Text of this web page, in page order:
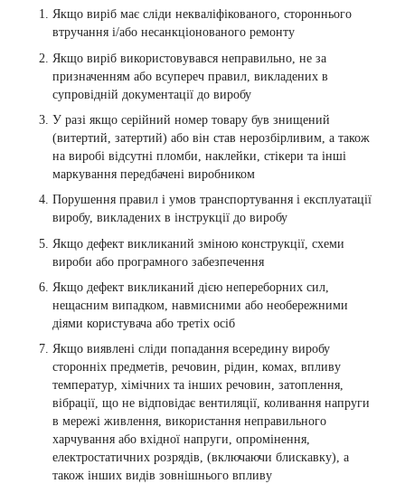
Якщо виріб має сліди некваліфікованого, стороннього
втручання і/або несанкціонованого ремонту
Якщо виріб використовувався неправильно, не за
призначенням або всупереч правил, викладених в
супровідній документації до виробу
У разі якщо серійний номер товару був знищений
(витертий, затертий) або він став нерозбірливим, а також
на виробі відсутні пломби, наклейки, стікери та інші
маркування передбачені виробником
Порушення правил і умов транспортування і експлуатації
виробу, викладених в інструкції до виробу
Якщо дефект викликаний зміною конструкції, схеми
вироби або програмного забезпечення
Якщо дефект викликаний дією непереборних сил,
нещасним випадком, навмисними або необережними
діями користувача або третіх осіб
Якщо виявлені сліди попадання всередину виробу
сторонніх предметів, речовин, рідин, комах, впливу
температур, хімічних та інших речовин, затоплення,
вібрації, що не відповідає вентиляції, коливання напруги
в мережі живлення, використання неправильного
харчування або вхідної напруги, опромінення,
електростатичних розрядів, (включаючи блискавку), а
також інших видів зовнішнього впливу